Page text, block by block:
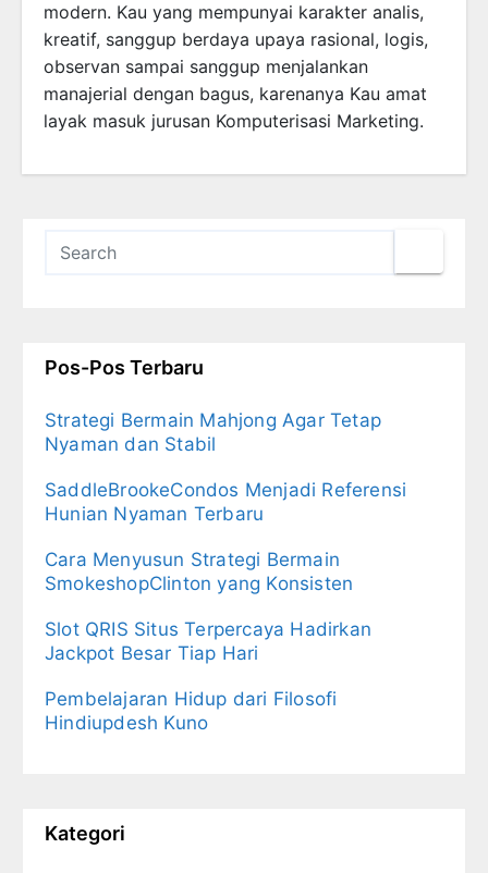
modern. Kau yang mempunyai karakter analis,
kreatif, sanggup berdaya upaya rasional, logis,
observan sampai sanggup menjalankan
manajerial dengan bagus, karenanya Kau amat
layak masuk jurusan Komputerisasi Marketing.
Pos-Pos Terbaru
Strategi Bermain Mahjong Agar Tetap
Nyaman dan Stabil
SaddleBrookeCondos Menjadi Referensi
Hunian Nyaman Terbaru
Cara Menyusun Strategi Bermain
SmokeshopClinton yang Konsisten
Slot QRIS Situs Terpercaya Hadirkan
Jackpot Besar Tiap Hari
Pembelajaran Hidup dari Filosofi
Hindiupdesh Kuno
Kategori